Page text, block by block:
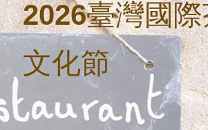
2026臺灣國
文化節